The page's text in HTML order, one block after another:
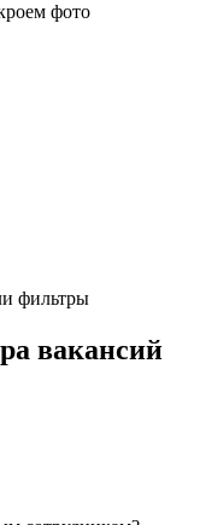
фото
фильтры
вакансий